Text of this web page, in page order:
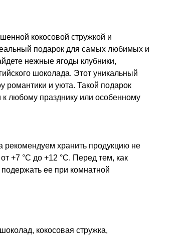
кокосовой стружкой и
подарок для самых любимых и
нежные ягоды клубники,
шоколада. Этот уникальный
романтики и уюта. Такой подарок
любому празднику или особенному
рекомендуем хранить продукцию не
+7 °С до +12 °С. Перед тем, как
ее при комнатной
кокосовая стружка,